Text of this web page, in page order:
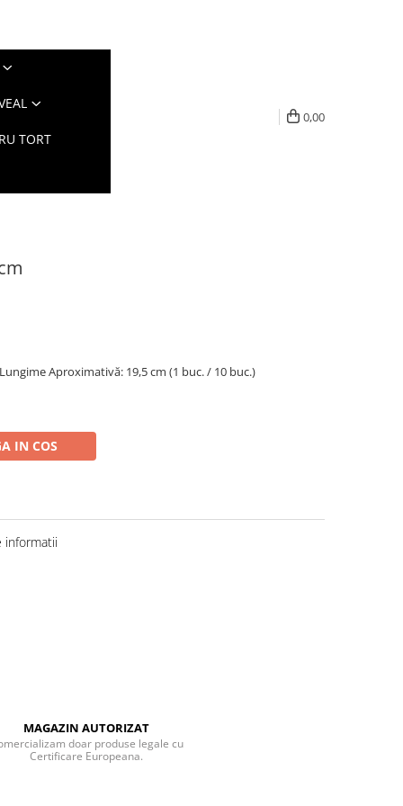
TORT
0,00
Aproximativă: 19,5 cm (1 buc. / 10 buc.)
IN COS
informatii
MAGAZIN AUTORIZAT
doar produse legale cu
Certificare Europeana.